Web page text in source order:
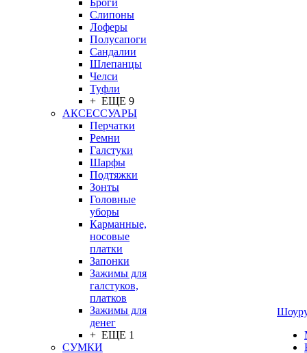
Броги
Слипоны
Лоферы
Полусапоги
Сандалии
Шлепанцы
Челси
Туфли
+ ЕЩЕ 9
АКСЕССУАРЫ
Перчатки
Ремни
Галстуки
Шарфы
Подтяжки
Зонты
Головные
уборы
Карманные,
носовые
платки
Запонки
Зажимы для
галстуков,
платков
Зажимы для
денег
+ ЕЩЕ 1
СУМКИ